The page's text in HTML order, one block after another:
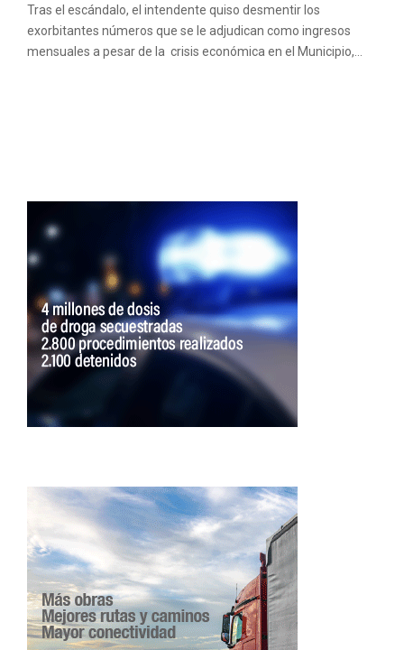
Tras el escándalo, el intendente quiso desmentir los
exorbitantes números que se le adjudican como ingresos
mensuales a pesar de la crisis económica en el Municipio,...